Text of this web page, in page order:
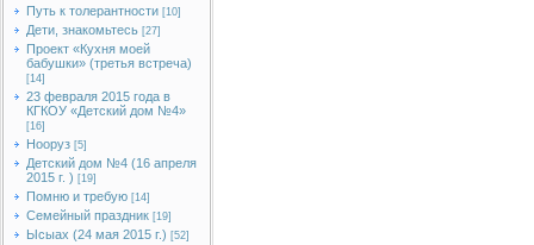
Путь к толерантности [10]
Дети, знакомьтесь [27]
Проект «Кухня моей
бабушки» (третья встреча)
[14]
23 февраля 2015 года в
КГКОУ «Детский дом №4»
[16]
Нооруз [5]
Детский дом №4 (16 апреля
2015 г. ) [19]
Помню и требую [14]
Семейный праздник [19]
Ысыах (24 мая 2015 г.) [52]